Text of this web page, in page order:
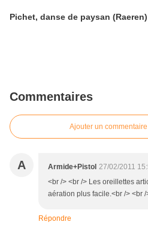
Pichet, danse de paysan (Raeren)
Commentaires
Ajouter un commentaire
A Armide+Pistol 27/02/2011
<br /> <br /> Les oreillettes
aération plus facile.<br /> <br /
Répondre